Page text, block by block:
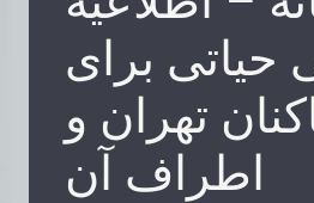
حیاتی برای
تهران و
اطراف آن